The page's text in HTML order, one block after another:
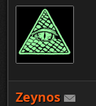
Zeynos